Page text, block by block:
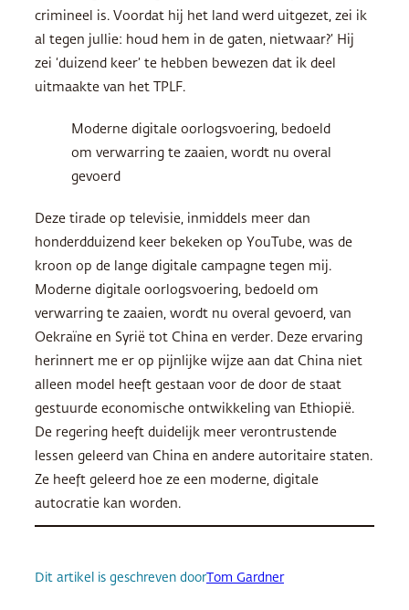
crimineel is. Voordat hij het land werd uitgezet, zei ik
al tegen jullie: houd hem in de gaten, nietwaar?’ Hij
zei ‘duizend keer’ te hebben bewezen dat ik deel
uitmaakte van het TPLF.
Moderne digitale oorlogsvoering, bedoeld
om verwarring te zaaien, wordt nu overal
gevoerd
Deze tirade op televisie, inmiddels meer dan
honderdduizend keer bekeken op YouTube, was de
kroon op de lange digitale campagne tegen mij.
Moderne digitale oorlogsvoering, bedoeld om
verwarring te zaaien, wordt nu overal gevoerd, van
Oekraïne en Syrië tot China en verder. Deze ervaring
herinnert me er op pijnlijke wijze aan dat China niet
alleen model heeft gestaan voor de door de staat
gestuurde economische ontwikkeling van Ethiopië.
De regering heeft duidelijk meer verontrustende
lessen geleerd van China en andere autoritaire staten.
Ze heeft geleerd hoe ze een moderne, digitale
autocratie kan worden.
Dit artikel is geschreven doorTom Gardner